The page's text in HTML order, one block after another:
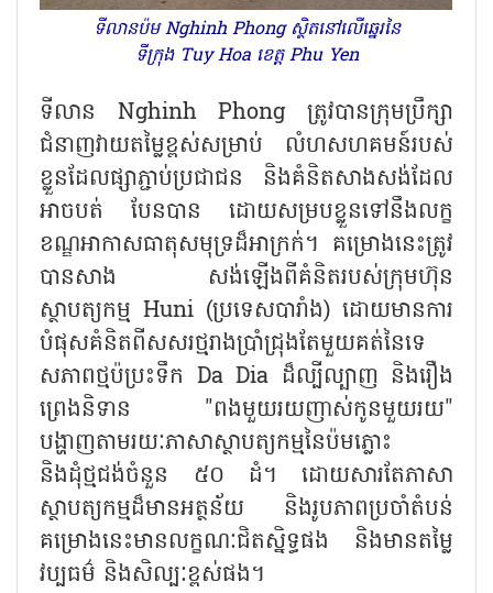
ទីលានប៉ម Nghinh Phong ស្ថិតនៅលើឆ្នេរនៃ
ទីក្រុង Tuy Hoa ខេត្ត Phu Yen
ទីលាន Nghinh Phongត្រូវបានក្រុមប្រឹក្សា
ជំនាញវាយតម្លៃខ្ពស់សម្រាប់ លំហសហគមន៍របស់
ខ្លួនដែលផ្សាភ្ជាប់ប្រជាជន និងគំនិតសាងសង់ដែល
អាចបត់ បែនបាន ដោយសម្របខ្លួនទៅនឹងលក្ខ
ខណ្ឌអាកាសធាតុសមុទ្រដ៏អាក្រក់។ គម្រោងនេះត្រូវ
បានសាង សង់ឡើងពីគំនិតរបស់ក្រុមហ៊ុន
ស្ថាបត្យកម្ម Huni (ប្រទេសបារាំង) ដោយមានការ
បំផុសគំនិតពីសសរថ្មរាងប្រាំជ្រុងតែមួយគត់នៃទេ
សភាពថ្មប៉ប្រះទឹក Da Dia ដ៏ល្បីល្បាញ និងរឿង
ព្រេងនិទាន "ពងមួយរយញាស់កូនមួយរយ"
បង្ហាញតាមរយៈភាសាស្ថាបត្យកម្មនៃប៉មភ្លោះ
និងដុំថ្មជង់ចំនួន ៥០ ដំ។ ដោយសារតែភាសា
ស្ថាបត្យកម្មដ៏មានអត្ថន័យ និងរូបភាពប្រចាំតំបន់
គម្រោងនេះមានលក្ខណៈជិតស្និទ្ធផង និងមានតម្លៃ
វប្បធម៌ និងសិល្បៈខ្ពស់ផង។